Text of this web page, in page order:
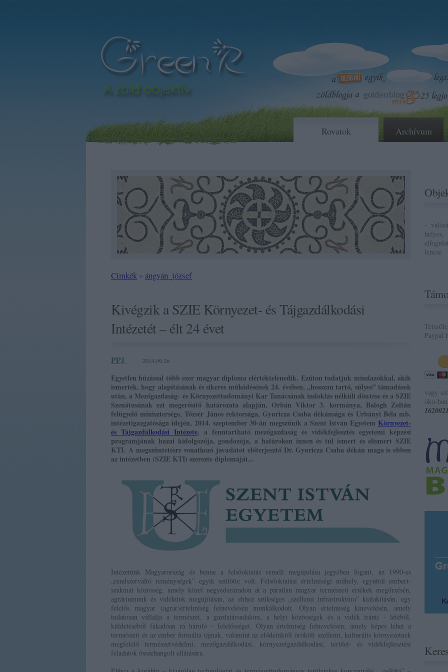
Archívum
Rovatok
Címkék » ángyán_józsef
Kivégzik a SZIE Környezet- és Tájgazdálkodási
Intézetét – élt 24 évet
PPJ 2014.09.26.
Egyetlen húzással több ezer magyar diploma elértéktelenedik. Ezúton tudatjuk mindazokkal, akik
ismerték, hogy alapításának és sikeres működésének 24. évében, „hosszan tartó, súlyos” támadások
után, a Mezőgazdaság- és Környezettudományi Kar Tanácsának indoklás nélküli döntése és a SZIE
Szenátusának ezt megerősítő határozata alapján, Orbán Viktor 3. kormánya, Balogh Zoltán
felügyelő minisztersége, Tőzsér János rektorsága, Gyuricza Csaba dékánsága és Urbányi Béla mb.
intézetigazgatósága idején, 2014. szeptember 30-án megszűnik a Szent István Egyetem Környezet-
és Tájgazdálkodási Intézete, a fenntartható mezőgazdaság és vidékfejlesztés egyetemi képzési
programjának hazai kidolgozója, gondozója, a határokon innen és túl ismert és elismert SZIE
KTI. A megszüntetésre vonatkozó javaslatot előterjesztő Dr. Gyuricza Csaba dékán maga is ebben
az intézetben (SZIE KTI) szerezte diplomáját...
Intézetünk Magyarország és benne a felsőoktatás remélt megújulása jegyében fogant, az 1990-es
„rendszerváltó reménységek” egyik szülötte volt. Felsőoktatási értelmiségi műhely, egyúttal emberi-
szakmai közösség, amely közel negyedszázadon át a páratlan magyar természeti értékek megőrzésén,
agráriumunk és vidékünk megújításán, az ehhez szükséges „szellemi infrastruktúra” kialakításán, egy
felelős magyar (agrár)értelmiség felnevelésén munkálkodott. Olyan értelmiség kinevelésén, amely
tudatosan vállalja a természet, a gazdatársadalom, a helyi közösségek és a vidék iránti - létéből,
küldetéséből fakadóan rá háruló - felelősséget. Olyan értelmiség felnevelésén, amely képes lehet a
természeti és az ember formálta tájnak, valamint az elődeinktől örökölt szellemi, kulturális környezetnek
megfelelő természetvédelmi, mezőgazdálkodási, környezetgazdálkodási, terület- és vidékfejlesztési
feladatok összehangolt ellátására.
-
lencse
Paypal
vagy
öko-